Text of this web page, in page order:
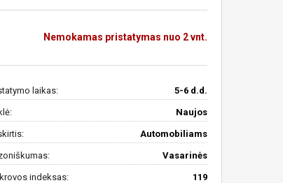
Nemokamas pristatymas nuo 2 vnt.
laikas: 5-6 d.d.
Naujos
Automobiliams
Vasarinės
indeksas: 119